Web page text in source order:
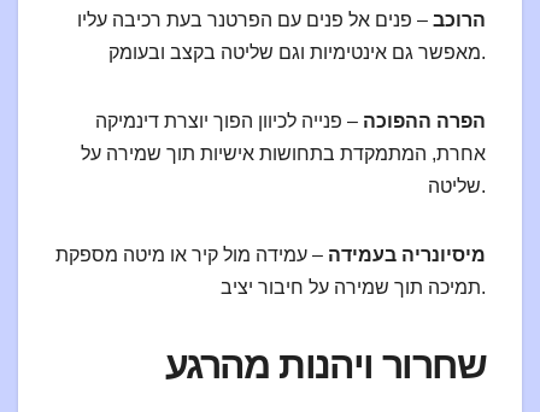
הרוכב – פנים אל פנים עם הפרטנר בעת רכיבה עליו
מאפשר גם אינטימיות וגם שליטה בקצב ובעומק.
הפרה ההפוכה – פנייה לכיוון הפוך יוצרת דינמיקה
אחרת, המתמקדת בתחושות אישיות תוך שמירה על
שליטה.
מיסיונריה בעמידה – עמידה מול קיר או מיטה מספקת
תמיכה תוך שמירה על חיבור יציב.
שחרור ויהנות מהרגע